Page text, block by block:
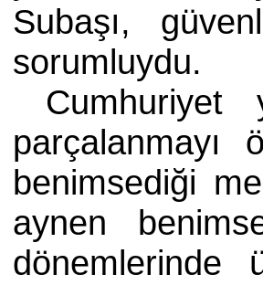
Subaşı,
sorumluydu.
Cumhuriyet
parçalanmayı
benimsediği
aynen
dönemlerinde